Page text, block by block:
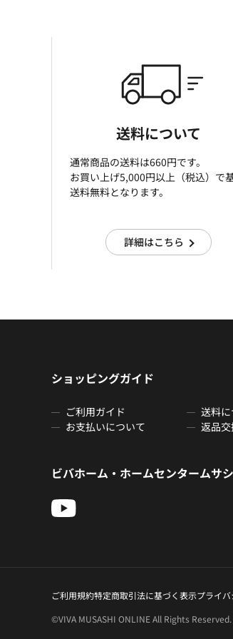
送料について
通常商品の送料は660円です。
お買い上げ5,000円以上（税込）で
送料無料となります。
詳細はこちら
ショッピングガイド
ご利用ガイド 送料
お支払いについて
返品
ビバホーム・ホームセンタームサ
ご利用規約特定商取引法に基づく表示プライ
©VIVA MUSASHI ONLINE All Rights Reserved.